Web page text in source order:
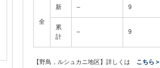
全
新 – 9
累
計
– 9
【野鳥，ルシュカニ地区】詳しくは こちら＞